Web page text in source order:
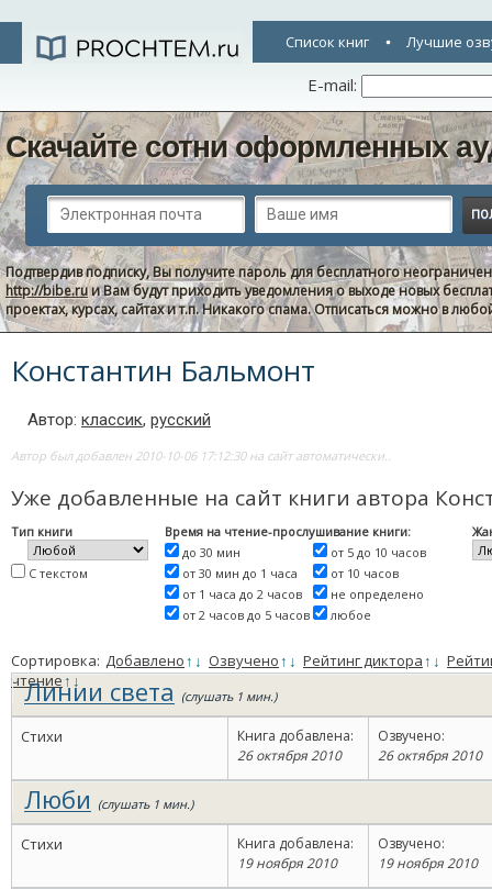
Список книг Лучшие
E-mail:
Скачайте сотни оформленных
Подтвердив подписку, Вы получите пароль для бесплатного
http://bibe.ruи Вам будут приходить уведомления о выходе новых
проектах, курсах, сайтах и т.п. Никакого спама. Отписаться можно в
Константин Бальмонт
Автор: классик, русский
Автор был добавлен 2010-10-06 17:12:30 на сайт автоматически..
Уже добавленные на сайт книги автора
Тип книги
С текстом
Время на чтение-прослушивание книги:
до 30 мин
от 30 мин до 1 часа
от 1 часа до 2 часов
от 2 часов до 5 часов
от 5 до 10 часов
от 10 часов
не определено
любое
Сортировка: Добавлено↑ ↓ Озвучено↑ ↓ Рейтинг диктора↑ ↓
чтение↑↓
Линии света (слушать 1 мин.)
Стихи
Книга добавлена:
26 октября 2010
Озвучено:
26 октября 2010
Люби (слушать 1 мин.)
Стихи
Книга добавлена:
19 ноября 2010
Озвучено:
19 ноября 2010